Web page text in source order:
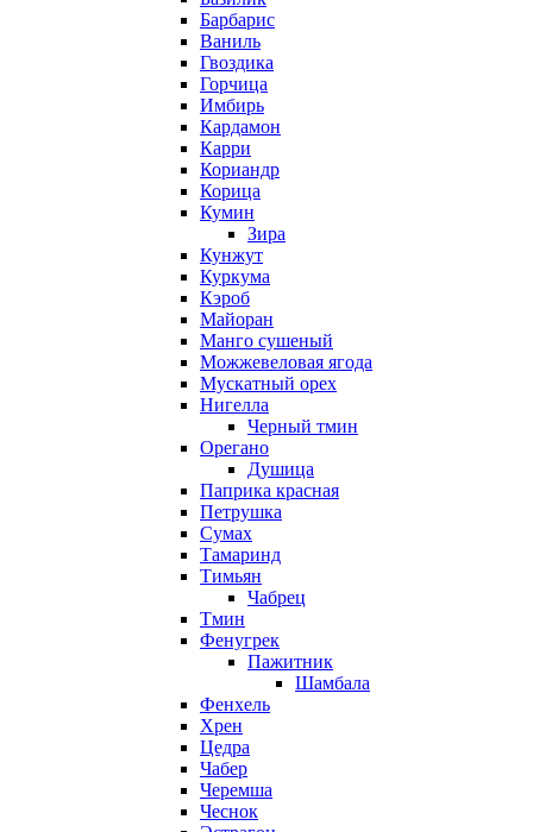
Барбарис
Ваниль
Гвоздика
Горчица
Имбирь
Кардамон
Карри
Кориандр
Корица
Кумин
Зира
Кунжут
Куркума
Кэроб
Майоран
Манго сушеный
Можжевеловая ягода
Мускатный орех
Нигелла
Черный тмин
Орегано
Душица
Паприка красная
Петрушка
Сумах
Тамаринд
Тимьян
Чабрец
Тмин
Фенугрек
Пажитник
Шамбала
Фенхель
Хрен
Цедра
Чабер
Черемша
Чеснок